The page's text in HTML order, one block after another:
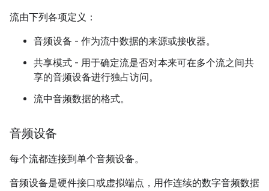
流由下列各项定义：
音频设备 - 作为流中数据的来源或接收器。
共享模式 - 用于确定流是否对本来可在多个流之间共
享的音频设备进行独占访问。
流中音频数据的格式。
音频设备
每个流都连接到单个音频设备。
音频设备是硬件接口或虚拟端点，用作连续的数字音频数据